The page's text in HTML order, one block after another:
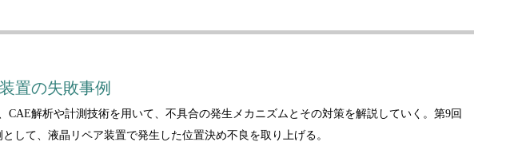
置の失敗事例
解析や計測技術を用いて、不具合の発生メカニズムとその対策を解説していく。第9回
して、液晶リペア装置で発生した位置決め不良を取り上げる。